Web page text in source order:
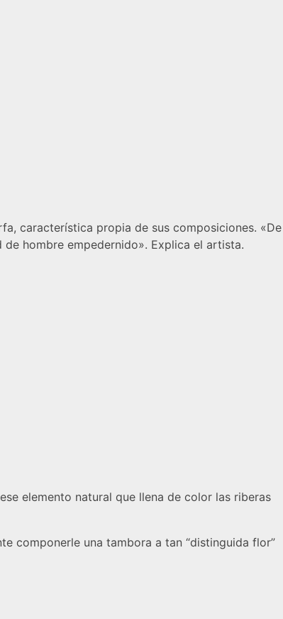
característica propia de sus composiciones. «De
hombre empedernido». Explica el artista.
elemento natural que llena de color las riberas
componerle una tambora a tan “distinguida flor”